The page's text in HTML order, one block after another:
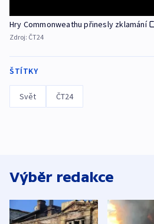
Hry Commonweathu přinesly zklamání
Zdroj: ČT24
ŠTÍTKY
Svět ČT24
Výběr redakce